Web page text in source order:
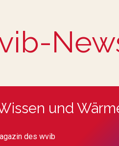
und
des wvib